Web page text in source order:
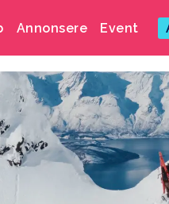
Annonsere Event